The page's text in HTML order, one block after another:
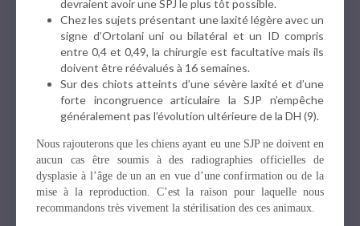
devraient avoir une SPJ le plus tôt possible.
Chez les sujets présentant une laxité légère avec un
signe d’Ortolani uni ou bilatéral et un ID compris
entre 0,4 et 0,49, la chirurgie est facultative mais ils
doivent être réévalués à 16 semaines.
Sur des chiots atteints d’une sévère laxité et d’une
forte incongruence articulaire la SJP n’empêche
généralement pas l’évolution ultérieure de la DH (9).
Nous rajouterons que les chiens ayant eu une SJP ne doivent en
aucun cas être soumis à des radiographies officielles de
dysplasie à l’âge de un an en vue d’une confirmation ou de la
mise à la reproduction. C’est la raison pour laquelle nous
recommandons très vivement la stérilisation des ces animaux.